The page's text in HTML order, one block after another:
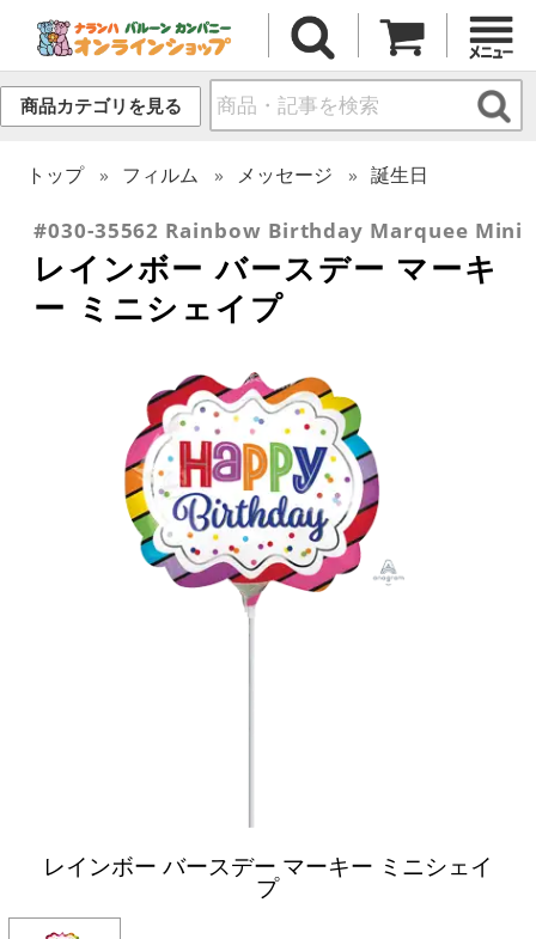
商品カテゴリを見る
トップ フィルム メッセージ 誕生日
#030-35562 Rainbow Birthday Marquee Mini
レインボー バースデー マーキ
ー ミニシェイプ
レインボー バースデー マーキー ミニシェイ
プ